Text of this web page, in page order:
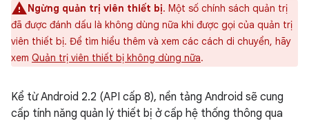
Ngừng quản trị viên thiết bị. Một số chính sách quản trị
đã được đánh dấu là không dùng nữa khi được gọi của quản trị
viên thiết bị. Để tìm hiểu thêm và xem các cách di chuyển, hãy
xem Quản trị viên thiết bị không dùng nữa.
Kể từ Android 2.2 (API cấp 8), nền tảng Android sẽ cung
cấp tính năng quản lý thiết bị ở cấp hệ thống thông qua